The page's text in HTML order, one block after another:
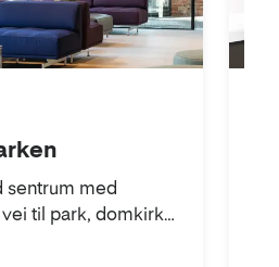
sentrum med
til park, domkirke